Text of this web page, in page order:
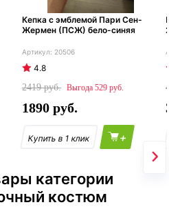
Кепка с эмблемой Пари Сен-
Жермен (ПСЖ) бело-синяя
20506
4.8
2419
529
1890
+
категории
костюм